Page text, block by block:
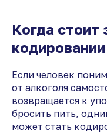
Когда стоит
кодировании
Если человек
от алкоголя
возвращается к
бросить пить,
может стать